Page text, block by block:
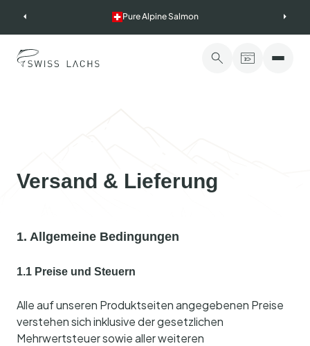
Pure Alpine Salmon
Versand & Lieferung
1. Allgemeine Bedingungen
1.1 Preise und Steuern
Alle auf unseren Produktseiten angegebenen Preise
verstehen sich inklusive der gesetzlichen
Mehrwertsteuer sowie aller weiteren